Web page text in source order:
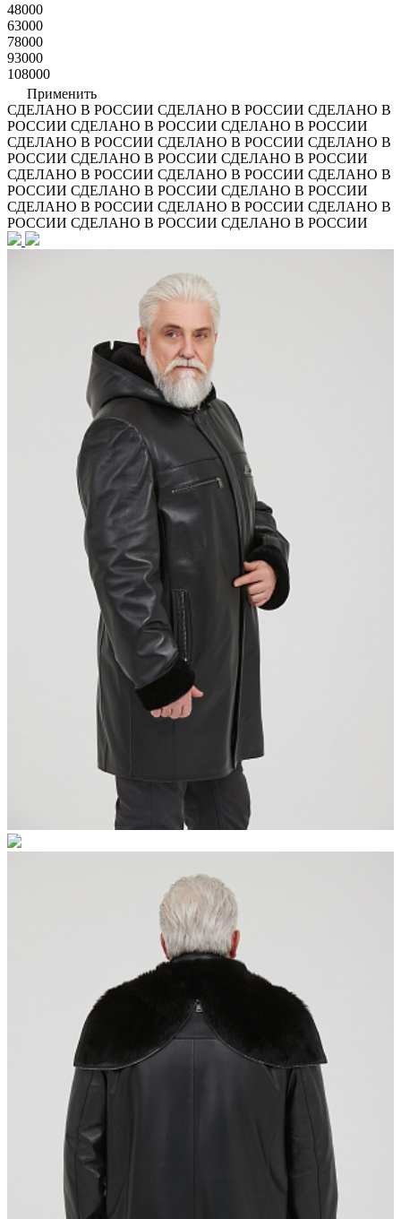
48000
63000
78000
93000
108000
Применить
СДЕЛАНО В РОССИИ СДЕЛАНО В РОССИИ СДЕЛАНО В
РОССИИ СДЕЛАНО В РОССИИ СДЕЛАНО В РОССИИ
СДЕЛАНО В РОССИИ СДЕЛАНО В РОССИИ СДЕЛАНО В
РОССИИ СДЕЛАНО В РОССИИ СДЕЛАНО В РОССИИ
СДЕЛАНО В РОССИИ СДЕЛАНО В РОССИИ СДЕЛАНО В
РОССИИ СДЕЛАНО В РОССИИ СДЕЛАНО В РОССИИ
СДЕЛАНО В РОССИИ СДЕЛАНО В РОССИИ СДЕЛАНО В
РОССИИ СДЕЛАНО В РОССИИ СДЕЛАНО В РОССИИ